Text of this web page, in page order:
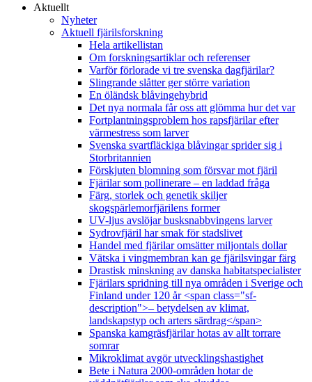
Aktuellt
Nyheter
Aktuell fjärilsforskning
Hela artikellistan
Om forskningsartiklar och referenser
Varför förlorade vi tre svenska dagfjärilar?
Slingrande slåtter ger större variation
En öländsk blåvingehybrid
Det nya normala får oss att glömma hur det var
Fortplantningsproblem hos rapsfjärilar efter
värmestress som larver
Svenska svartfläckiga blåvingar sprider sig i
Storbritannien
Förskjuten blomning som försvar mot fjäril
Fjärilar som pollinerare – en laddad fråga
Färg, storlek och genetik skiljer
skogspärlemorfjärilens former
UV-ljus avslöjar busksnabbvingens larver
Sydrovfjäril har smak för stadslivet
Handel med fjärilar omsätter miljontals dollar
Vätska i vingmembran kan ge fjärilsvingar färg
Drastisk minskning av danska habitatspecialister
Fjärilars spridning till nya områden i Sverige och
Finland under 120 år <span class="sf-
description">– betydelsen av klimat,
landskapstyp och arters särdrag</span>
Spanska kamgräsfjärilar hotas av allt torrare
somrar
Mikroklimat avgör utvecklingshastighet
Bete i Natura 2000-områden hotar de